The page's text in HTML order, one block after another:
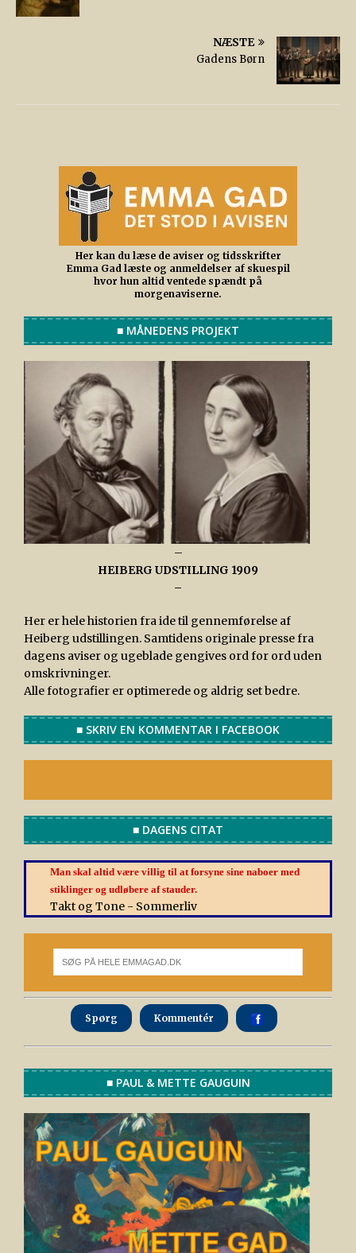
NÆSTE
Gadens Børn
Her kan du læse de aviser og tidsskrifter
Emma Gad læste og anmeldelser af skuespil
hvor hun altid ventede spændt på
morgenaviserne.
■ MÅNEDENS PROJEKT
–
HEIBERG UDSTILLING 1909
–
Her er hele historien fra ide til gennemførelse af
Heiberg udstillingen. Samtidens originale presse fra
dagens aviser og ugeblade gengives ord for ord uden
omskrivninger.
Alle fotografier er optimerede og aldrig set bedre.
■ SKRIV EN KOMMENTAR I FACEBOOK
■ DAGENS CITAT
Man skal altid være villig til at forsyne sine naboer med
stiklinger og udløbere af stauder.
Takt og Tone - Sommerliv
Spørg Kommentér
■ PAUL & METTE GAUGUIN